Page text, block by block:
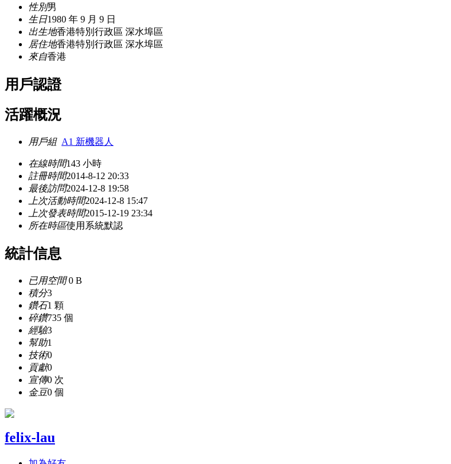
性別男
生日1980 年 9 月 9 日
出生地香港特別行政區 深水埠區
居住地香港特別行政區 深水埠區
來自香港
用戶認證
活躍概況
用戶組 A1 新機器人
在線時間143 小時
註冊時間2014-8-12 20:33
最後訪問2024-12-8 19:58
上次活動時間2024-12-8 15:47
上次發表時間2015-12-19 23:34
所在時區使用系統默認
統計信息
已用空間0 B
積分3
鑽石1 顆
碎鑽735 個
經驗3
幫助1
技術0
貢獻0
宣傳0 次
金豆0 個
felix-lau